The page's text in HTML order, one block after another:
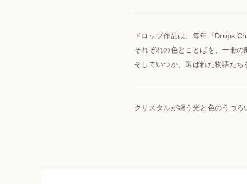
ドロップ作品は、毎年『Drops
それぞれの色とことばを、一冊の
そしていつか、選ばれた物語たち
クリスタルが纏う光と色のうつろ